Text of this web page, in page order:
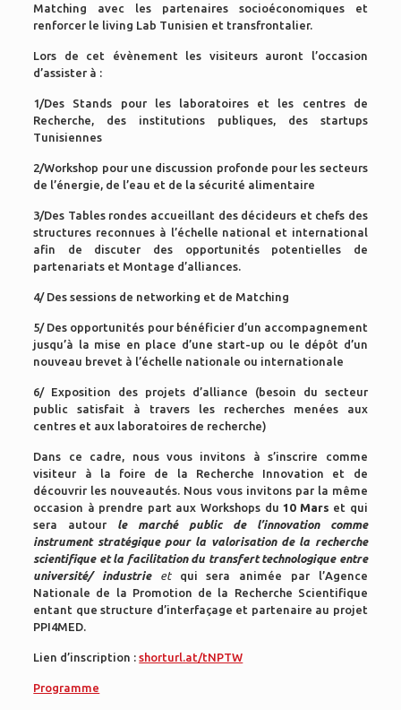
Matching avec les partenaires socioéconomiques et
renforcer le living Lab Tunisien et transfrontalier.
Lors de cet évènement les visiteurs auront l’occasion
d’assister à :
1/Des Stands pour les laboratoires et les centres de
Recherche, des institutions publiques, des startups
Tunisiennes
2/Workshop pour une discussion profonde pour les secteurs
de l’énergie, de l’eau et de la sécurité alimentaire
3/Des Tables rondes accueillant des décideurs et chefs des
structures reconnues à l’échelle national et international
afin de discuter des opportunités potentielles de
partenariats et Montage d’alliances.
4/ Des sessions de networking et de Matching
5/ Des opportunités pour bénéficier d’un accompagnement
jusqu’à la mise en place d’une start-up ou le dépôt d’un
nouveau brevet à l’échelle nationale ou internationale
6/ Exposition des projets d’alliance (besoin du secteur
public satisfait à travers les recherches menées aux
centres et aux laboratoires de recherche)
Dans ce cadre, nous vous invitons à s’inscrire comme
visiteur à la foire de la Recherche Innovation et de
découvrir les nouveautés. Nous vous invitons par la même
occasion à prendre part aux Workshops du10 Mars et qui
sera autour le marché public de l’innovation comme
instrument stratégique pour la valorisation de la recherche
scientifique et la facilitation du transfert technologique entre
université/ industrie et qui sera animée par l’Agence
Nationale de la Promotion de la Recherche Scientifique
entant que structure d’interfaçage et partenaire au projet
PPI4MED.
Lien d’inscription :shorturl.at/tNPTW
Programme